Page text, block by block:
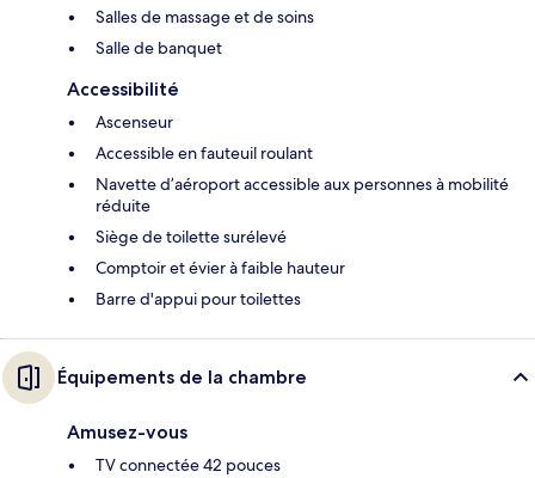
Salles de massage et de soins
Salle de banquet
Accessibilité
Ascenseur
Accessible en fauteuil roulant
Navette d’aéroport accessible aux personnes à mobilité
réduite
Siège de toilette surélevé
Comptoir et évier à faible hauteur
Barre d'appui pour toilettes
Équipements de la chambre
Amusez-vous
TV connectée 42 pouces